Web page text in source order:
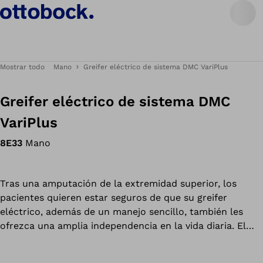
Mostrar todo Mano Greifer eléctrico de sistema DMC VariPlus
Greifer eléctrico de sistema DMC
VariPlus
8E33 Mano
Tras una amputación de la extremidad superior, los
pacientes quieren estar seguros de que su greifer
eléctrico, además de un manejo sencillo, también les
ofrezca una amplia independencia en la vida diaria. El